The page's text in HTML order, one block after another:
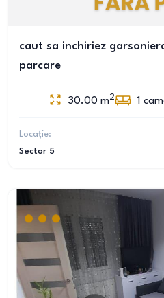
caut sa inchiriez
parcare
30.00 m2 1
Locație:
Sector 5